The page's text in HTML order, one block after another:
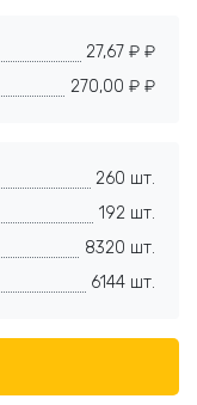
27,67 ₽ ₽
270,00 ₽ ₽
260 шт.
192 шт.
8320 шт.
6144 шт.